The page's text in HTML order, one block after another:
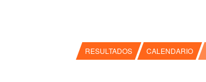
RESULTADOS CALENDARIO